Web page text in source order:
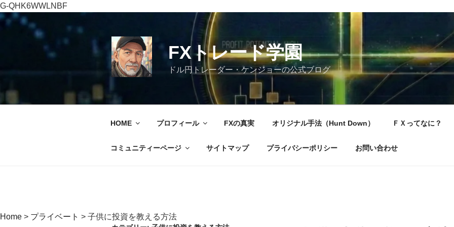
G-QHK6WWLNBF
コ
ス
キ
FXトレード学園
ドル円トレーダー・ケンジョーの公式ブログ
HOME プロフィール FXの真実 オリジナル手法（Hunt Down） ＦＸってなに？
コミュニティーページ サイトマップ プライバシーポリシー お問い合わせ
Home > プライベート > 子供に投資を教える方法